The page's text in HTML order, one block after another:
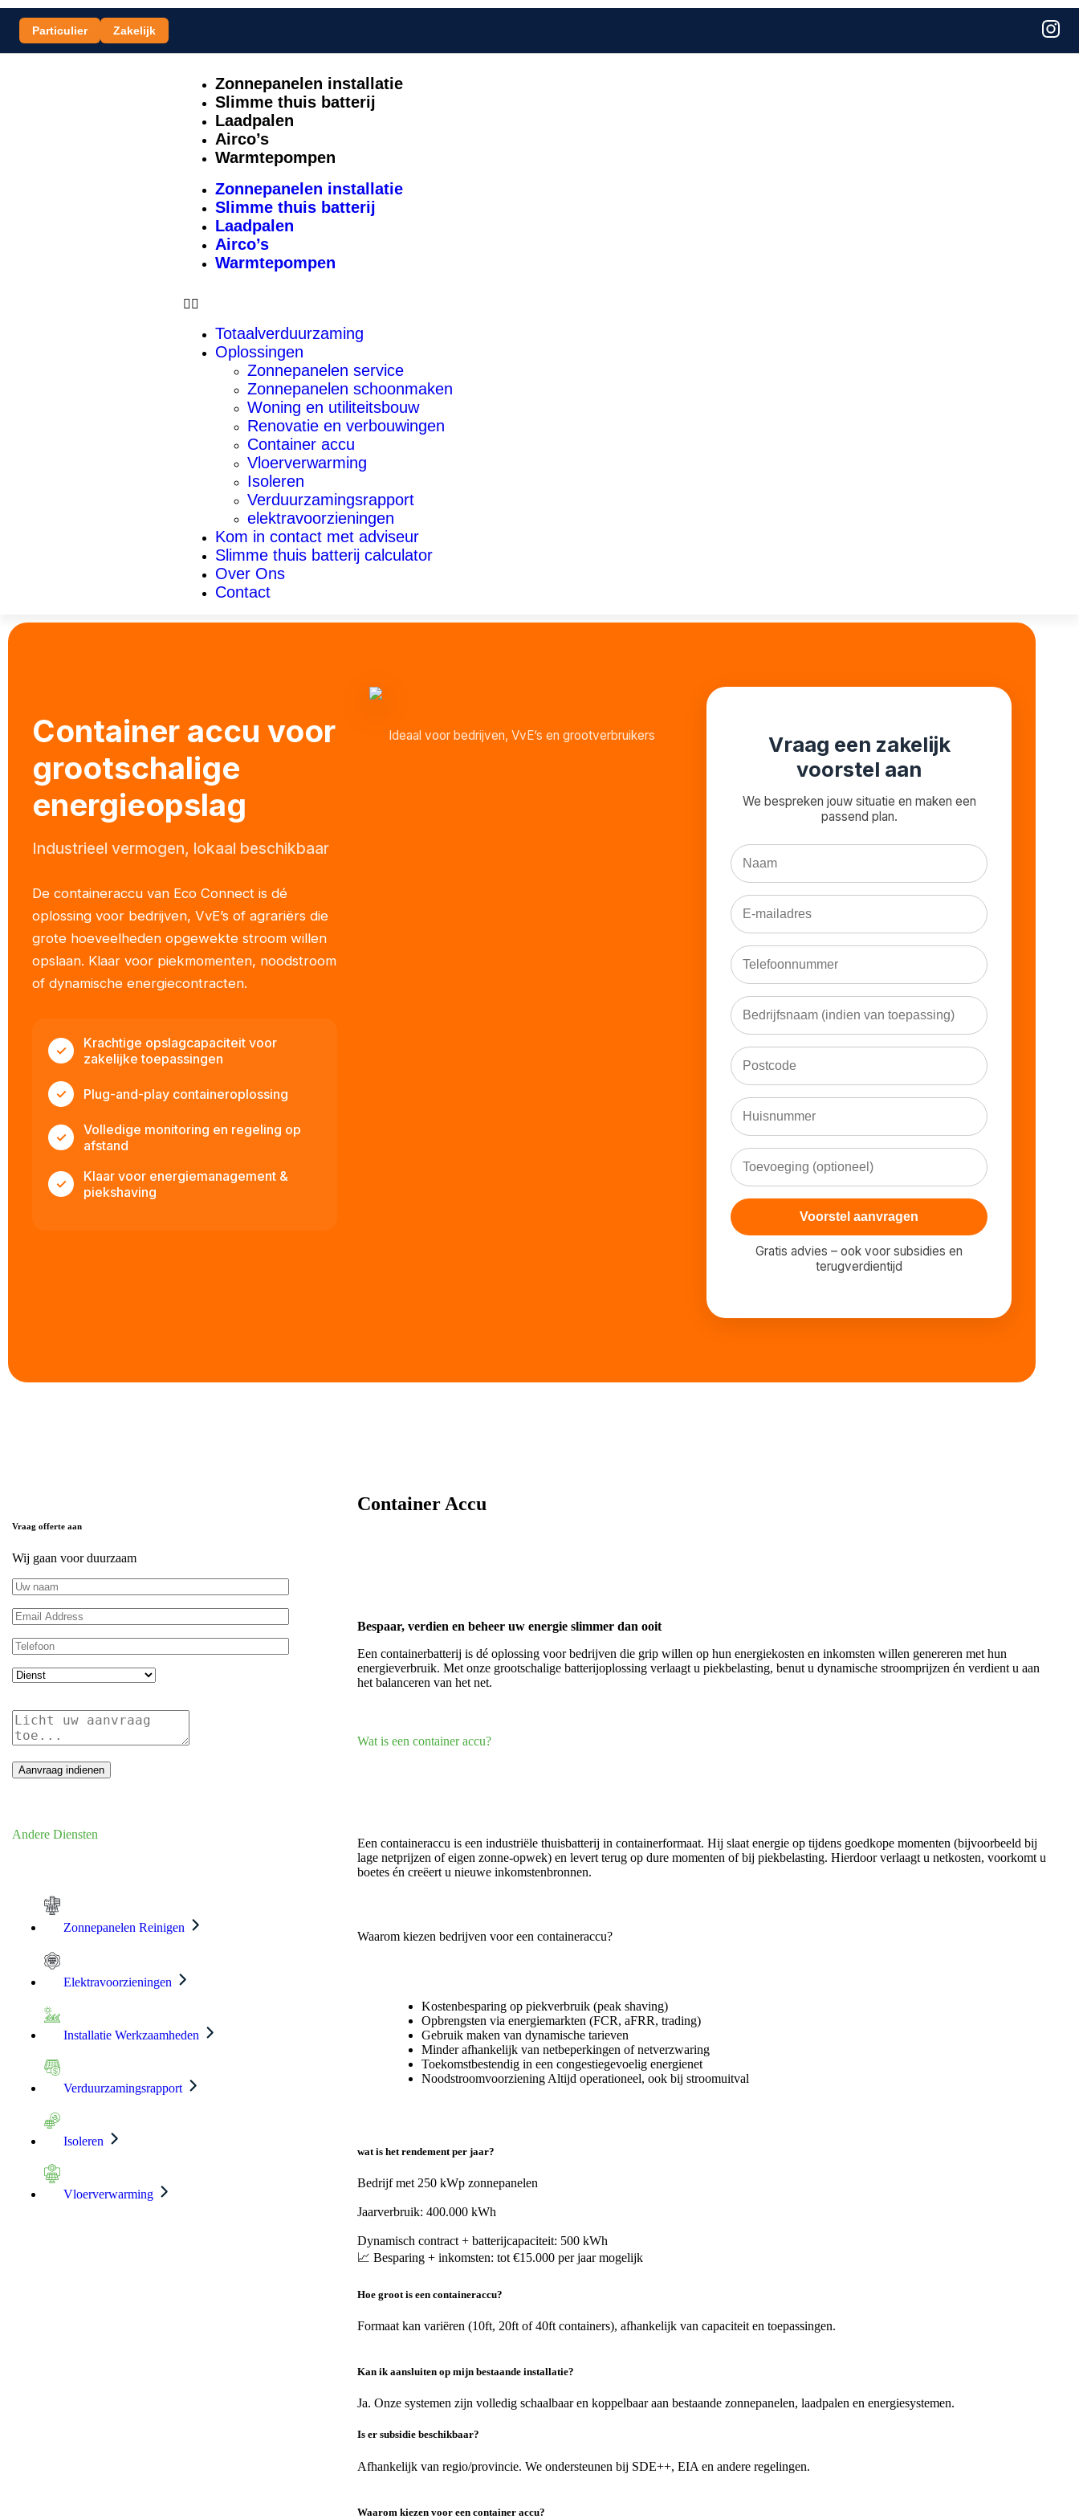
Particulier Zakelijk
Zonnepanelen installatie
Slimme thuis batterij
Laadpalen
Airco’s
Warmtepompen
Zonnepanelen installatie
Slimme thuis batterij
Laadpalen
Airco’s
Warmtepompen
Totaalverduurzaming
Oplossingen
Zonnepanelen service
Zonnepanelen schoonmaken
Woning en utiliteitsbouw
Renovatie en verbouwingen
Container accu
Vloerverwarming
Isoleren
Verduurzamingsrapport
elektravoorzieningen
Kom in contact met adviseur
Slimme thuis batterij calculator
Over Ons
Contact
Container accu voor
grootschalige
energieopslag
Industrieel vermogen, lokaal beschikbaar
De containeraccu van Eco Connect is dé
oplossing voor bedrijven, VvE’s of agrariërs die
grote hoeveelheden opgewekte stroom willen
opslaan. Klaar voor piekmomenten, noodstroom
of dynamische energiecontracten.
✓
Krachtige opslagcapaciteit voor
zakelijke toepassingen
✓ Plug-and-play containeroplossing
✓
Volledige monitoring en regeling op
afstand
✓
Klaar voor energiemanagement &
piekshaving
Ideaal voor bedrijven, VvE’s en grootverbruikers
Vraag een zakelijk
voorstel aan
We bespreken jouw situatie en maken een
passend plan.
Voorstel aanvragen
Gratis advies – ook voor subsidies en
terugverdientijd
Vraag offerte aan
Wij gaan voor duurzaam
Aanvraag indienen
Andere Diensten
Zonnepanelen Reinigen
Elektravoorzieningen
Installatie Werkzaamheden
Verduurzamingsrapport
Isoleren
Vloerverwarming
Container Accu
Bespaar, verdien en beheer uw energie slimmer dan ooit
Een containerbatterij is dé oplossing voor bedrijven die grip willen op hun energiekosten en inkomsten willen genereren met hun
energieverbruik. Met onze grootschalige batterijoplossing verlaagt u piekbelasting, benut u dynamische stroomprijzen én verdient u aan
het balanceren van het net.
Wat is een container accu?
Een containeraccu is een industriële thuisbatterij in containerformaat. Hij slaat energie op tijdens goedkope momenten (bijvoorbeeld bij
lage netprijzen of eigen zonne-opwek) en levert terug op dure momenten of bij piekbelasting. Hierdoor verlaagt u netkosten, voorkomt u
boetes én creëert u nieuwe inkomstenbronnen.
Waarom kiezen bedrijven voor een containeraccu?
Kostenbesparing op piekverbruik (peak shaving)
Opbrengsten via energiemarkten (FCR, aFRR, trading)
Gebruik maken van dynamische tarieven
Minder afhankelijk van netbeperkingen of netverzwaring
Toekomstbestendig in een congestiegevoelig energienet
Noodstroomvoorziening Altijd operationeel, ook bij stroomuitval
wat is het rendement per jaar?
Bedrijf met 250 kWp zonnepanelen
Jaarverbruik: 400.000 kWh
Dynamisch contract + batterijcapaciteit: 500 kWh
📈 Besparing + inkomsten: tot €15.000 per jaar mogelijk
Hoe groot is een containeraccu?
Formaat kan variëren (10ft, 20ft of 40ft containers), afhankelijk van capaciteit en toepassingen.
Kan ik aansluiten op mijn bestaande installatie?
Ja. Onze systemen zijn volledig schaalbaar en koppelbaar aan bestaande zonnepanelen, laadpalen en energiesystemen.
Is er subsidie beschikbaar?
Afhankelijk van regio/provincie. We ondersteunen bij SDE++, EIA en andere regelingen.
Waarom kiezen voor een container accu?